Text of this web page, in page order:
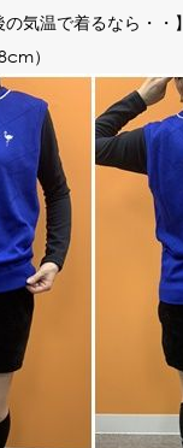
気温で着るなら・・】
）